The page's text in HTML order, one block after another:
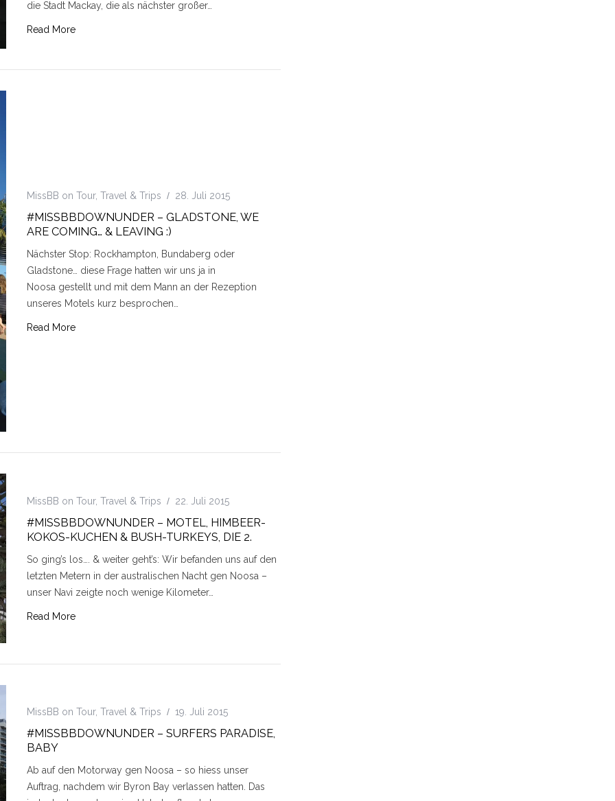
die Stadt Mackay, die als nächster großer…
Read More
MissBB on Tour, Travel & Trips 28. Juli 2015
#MISSBBDOWNUNDER – GLADSTONE, WE
ARE COMING… & LEAVING :)
Nächster Stop: Rockhampton, Bundaberg oder
Gladstone… diese Frage hatten wir uns ja in
Noosa gestellt und mit dem Mann an der Rezeption
unseres Motels kurz besprochen…
Read More
MissBB on Tour, Travel & Trips 22. Juli 2015
#MISSBBDOWNUNDER – MOTEL, HIMBEER-
KOKOS-KUCHEN & BUSH-TURKEYS, DIE 2.
So ging’s los…. & weiter geht’s: Wir befanden uns auf den
letzten Metern in der australischen Nacht gen Noosa –
unser Navi zeigte noch wenige Kilometer…
Read More
MissBB on Tour, Travel & Trips 19. Juli 2015
#MISSBBDOWNUNDER – SURFERS PARADISE,
BABY
Ab auf den Motorway gen Noosa – so hiess unser
Auftrag, nachdem wir Byron Bay verlassen hatten. Das